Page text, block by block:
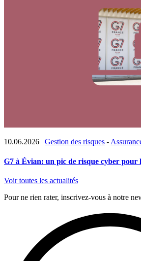
10.06.2026 | Gestion des risques -
G7 à Évian: un pic de risque cyber pour
Voir toutes les actualités
Pour ne rien rater, inscrivez-vous à notre